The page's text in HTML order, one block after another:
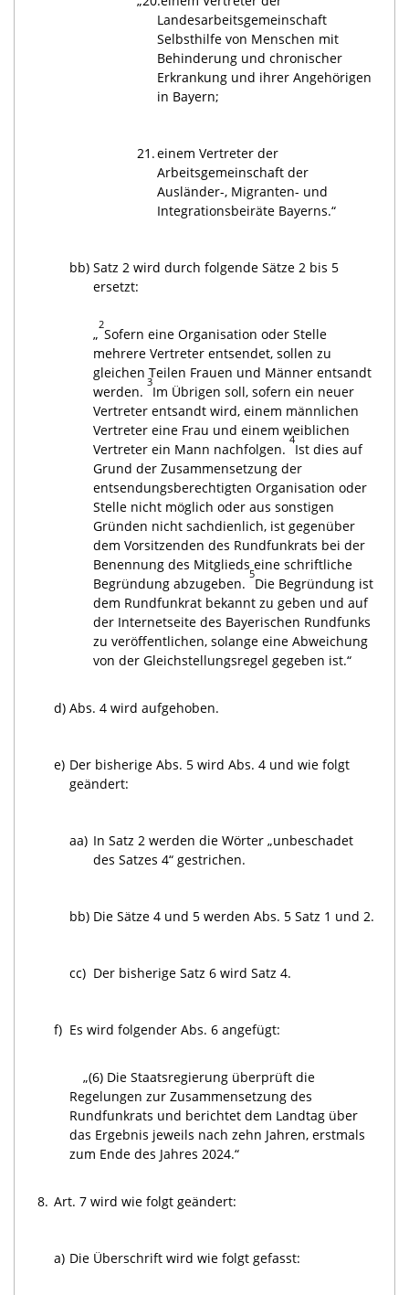
Landesarbeitsgemeinschaft
Selbsthilfe von Menschen mit
Behinderung und chronischer
Erkrankung und ihrer Angehörigen
in Bayern;
21.einem Vertreter der
Arbeitsgemeinschaft der
Ausländer-, Migranten- und
Integrationsbeiräte Bayerns.“
bb) Satz 2 wird durch folgende Sätze 2 bis 5
ersetzt:
„
2
Sofern eine Organisation oder Stelle
mehrere Vertreter entsendet, sollen zu
gleichen Teilen Frauen und Männer entsandt
werden.
3
Im Übrigen soll, sofern ein neuer
Vertreter entsandt wird, einem männlichen
Vertreter eine Frau und einem weiblichen
Vertreter ein Mann nachfolgen.
4
Ist dies auf
Grund der Zusammensetzung der
entsendungsberechtigten Organisation oder
Stelle nicht möglich oder aus sonstigen
Gründen nicht sachdienlich, ist gegenüber
dem Vorsitzenden des Rundfunkrats bei der
Benennung des Mitglieds eine schriftliche
Begründung abzugeben.
5
Die Begründung ist
dem Rundfunkrat bekannt zu geben und auf
der Internetseite des Bayerischen Rundfunks
zu veröffentlichen, solange eine Abweichung
von der Gleichstellungsregel gegeben ist.“
d) Abs. 4 wird aufgehoben.
e) Der bisherige Abs. 5 wird Abs. 4 und wie folgt
geändert:
aa) In Satz 2 werden die Wörter „unbeschadet
des Satzes 4“ gestrichen.
bb) Die Sätze 4 und 5 werden Abs. 5 Satz 1 und 2.
cc) Der bisherige Satz 6 wird Satz 4.
f) Es wird folgender Abs. 6 angefügt:
„(6) Die Staatsregierung überprüft die
Regelungen zur Zusammensetzung des
Rundfunkrats und berichtet dem Landtag über
das Ergebnis jeweils nach zehn Jahren, erstmals
zum Ende des Jahres 2024.“
8. Art. 7 wird wie folgt geändert:
a) Die Überschrift wird wie folgt gefasst: